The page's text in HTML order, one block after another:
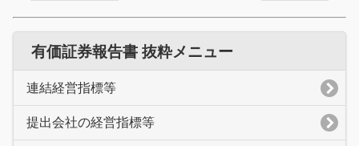
有価証券報告書 抜粋メニュー
連結経営指標等
提出会社の経営指標等